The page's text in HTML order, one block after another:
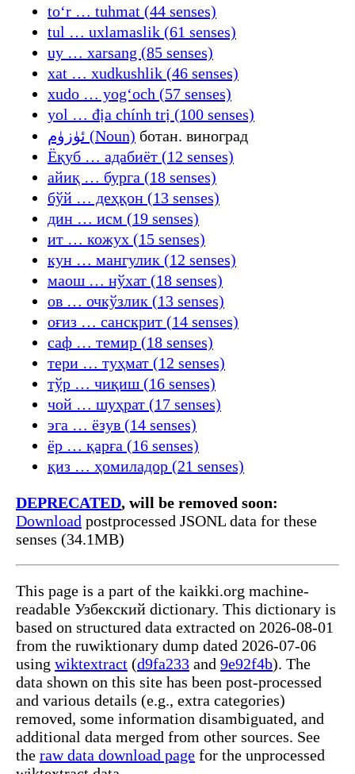
toʻr … tuhmat (44 senses)
tul … uxlamaslik (61 senses)
uy … xarsang (85 senses)
xat … xudkushlik (46 senses)
xudo … yogʻoch (57 senses)
yol … địa chính trị (100 senses)
ئۈزۈم (Noun) ботан. виноград
Ёқуб … адабиёт (12 senses)
айиқ … бурга (18 senses)
бўй … деҳқон (13 senses)
дин … исм (19 senses)
ит … кожух (15 senses)
кун … мангулик (12 senses)
маош … нўхат (18 senses)
ов … очкўзлик (13 senses)
оғиз … санскрит (14 senses)
саф … темир (18 senses)
тери … туҳмат (12 senses)
тўр … чиқиш (16 senses)
чой … шуҳрат (17 senses)
эга … ёзув (14 senses)
ёр … қарға (16 senses)
қиз … ҳомиладор (21 senses)
DEPRECATED, will be removed soon:
Download postprocessed JSONL data for these
senses (34.1MB)
This page is a part of the kaikki.org machine-
readable Узбекский dictionary. This dictionary is
based on structured data extracted on 2026-08-01
from the ruwiktionary dump dated 2026-07-06
using wiktextract (d9fa233 and 9e92f4b). The
data shown on this site has been post-processed
and various details (e.g., extra categories)
removed, some information disambiguated, and
additional data merged from other sources. See
the raw data download page for the unprocessed